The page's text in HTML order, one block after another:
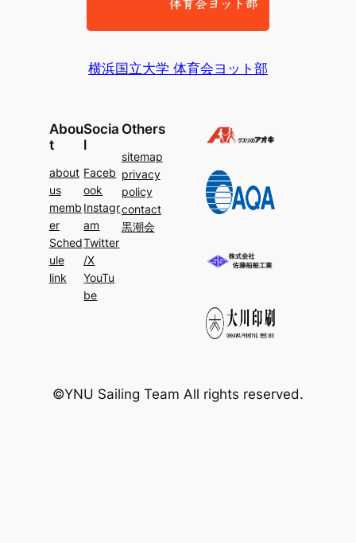
横浜国立大学 体育会ヨット部
Abou
t
about
us
memb
er
Sched
ule
link
Socia
l
Faceb
ook
Instagr
am
Twitter
/X
YouTu
be
Others
sitemap
privacy
policy
contact
黒潮会
©YNU Sailing Team All rights reserved.